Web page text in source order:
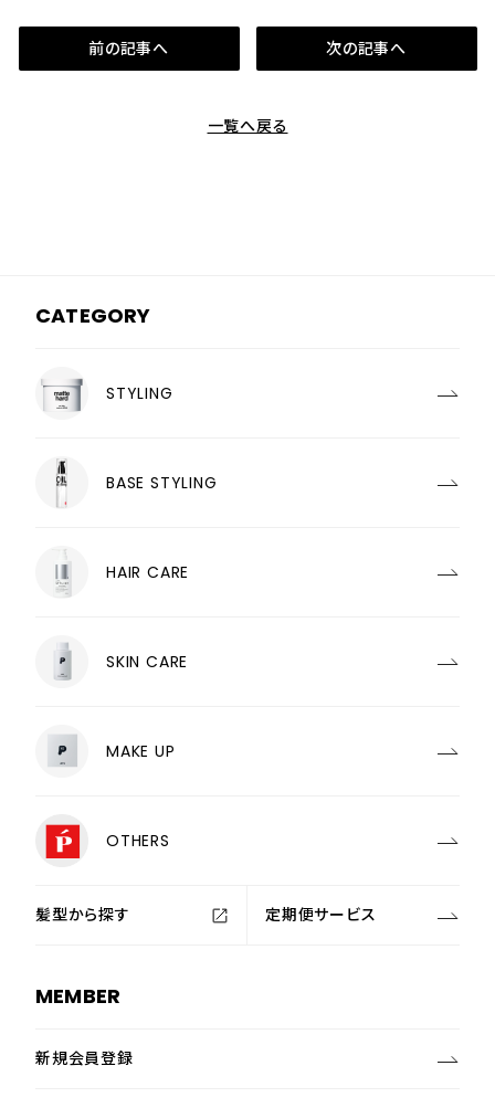
前の記事へ
一覧へ戻る
次の記事へ
CATEGORY
STYLING
BASE STYLING
HAIR CARE
SKIN CARE
MAKE UP
OTHERS
髪型から探す 定期便サービス
MEMBER
新規会員登録